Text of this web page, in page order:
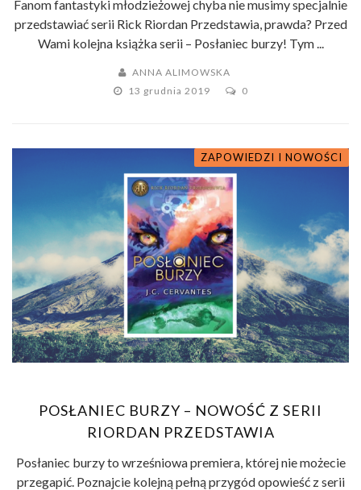
Fanom fantastyki młodzieżowej chyba nie musimy specjalnie
przedstawiać serii Rick Riordan Przedstawia, prawda? Przed
Wami kolejna książka serii – Posłaniec burzy! Tym ...
ANNA ALIMOWSKA
13 grudnia 2019
0
ZAPOWIEDZI I NOWOŚCI
POSŁANIEC BURZY – NOWOŚĆ Z SERII
RIORDAN PRZEDSTAWIA
Posłaniec burzy to wrześniowa premiera, której nie możecie
przegapić. Poznajcie kolejną pełną przygód opowieść z serii